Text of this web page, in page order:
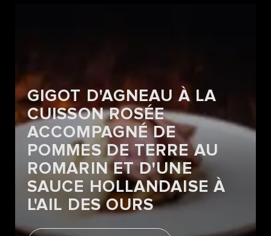
GIGOT D'AGNEAU À LA
CUISSON ROSÉE
ACCOMPAGNÉ DE
POMMES DE TERRE AU
ROMARIN ET D'UNE
SAUCE HOLLANDAISE À
L'AIL DES OURS